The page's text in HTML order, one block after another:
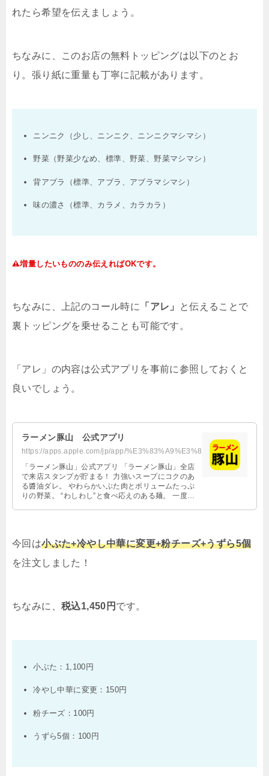
れたら希望を伝えましょう。
ちなみに、このお店の無料トッピングは以下のとお
り。張り紙に重量も丁寧に記載があります。
ニンニク（少し、ニンニク、ニンニクマシマシ）
野菜（野菜少なめ、標準、野菜、野菜マシマシ）
背アブラ（標準、アブラ、アブラマシマシ）
味の濃さ（標準、カラメ、カラカラ）
増量したいもののみ伝えればOKです。
ちなみに、上記のコール時に 「アレ」
と伝えることで
裏トッピングを乗せることも可能です。
「アレ」の内容は公式アプリを事前に参照しておくと
良いでしょう。
‎ラーメン豚山 公式アプリ
https://apps.apple.com/jp/app/%E3%83%A9%E3%83%BC%E3%83%A1%E3%83%B3%E8%B1%9A%E...
‎「ラーメン豚山」公式アプリ 「ラーメン豚山」全店
で来店スタンプが貯まる！ 力強いスープにコクのあ
る醬油ダレ。 やわらかいぶた肉とボリュームたっぷ
りの野菜。 “わしわし”と食べ応えのある麺。 一度食
QRコードを読み込むだけ 来店スタンプはラーメン
5枚で「豚1枚クーポン」プレゼント！ 会員限定クー
今回は小ぶた+冷やし中華に変更+粉チーズ+うずら5個
を注文しました！
ちなみに、 税込1,450 円 です。
小ぶた： 1,100 円
冷やし中華に変更： 150円
粉チーズ： 100円
うずら5個： 100 円